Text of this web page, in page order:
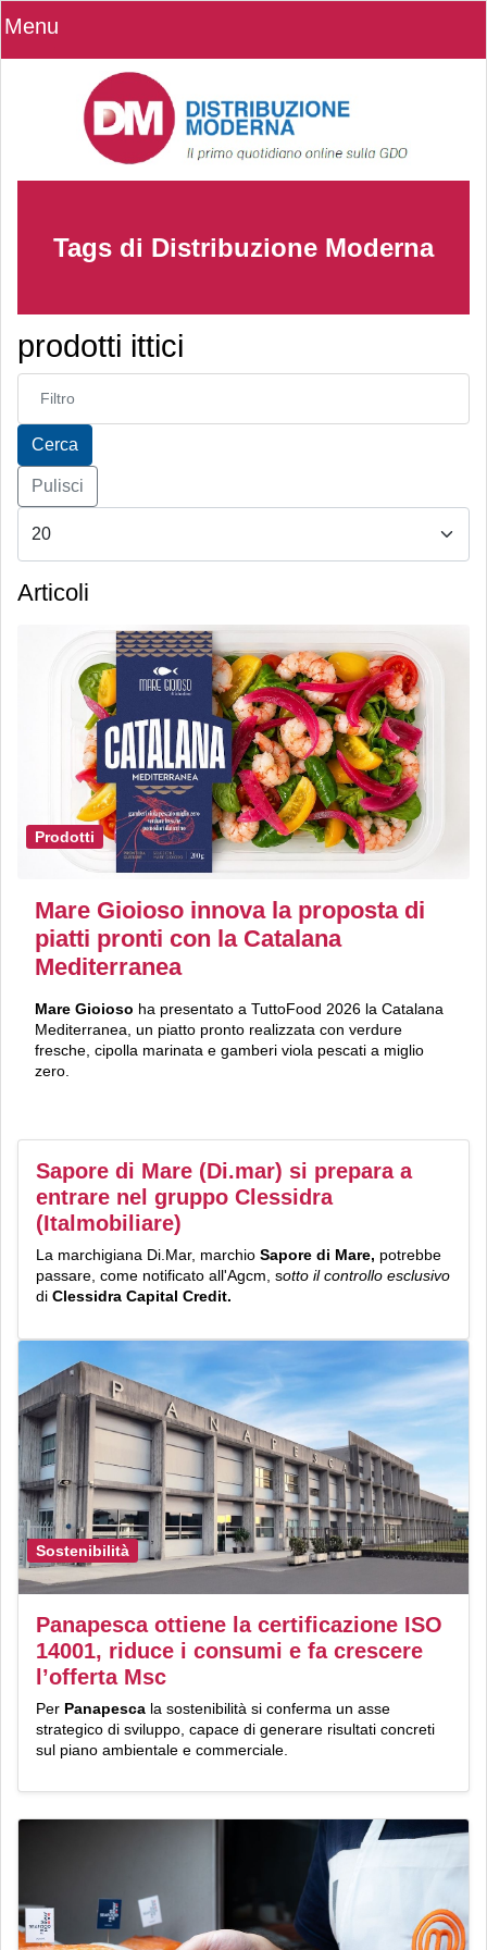
Menu
Tags di Distribuzione Moderna
prodotti ittici
Inserisci parte del titolo
Cerca
Pulisci
Articoli
Prodotti
Mare Gioioso innova la proposta di
piatti pronti con la Catalana
Mediterranea
Mare Gioioso ha presentato a TuttoFood 2026 la Catalana
Mediterranea, un piatto pronto realizzata con verdure
fresche, cipolla marinata e gamberi viola pescati a miglio
zero.
Sapore di Mare (Di.mar) si prepara a
entrare nel gruppo Clessidra
(Italmobiliare)
La marchigiana Di.Mar, marchio Sapore di Mare, potrebbe
passare, come notificato all'Agcm, sotto il controllo esclusivo
di Clessidra Capital Credit.
Sostenibilità
Panapesca ottiene la certificazione ISO
14001, riduce i consumi e fa crescere
l’offerta Msc
Per Panapesca la sostenibilità si conferma un asse
strategico di sviluppo, capace di generare risultati concreti
sul piano ambientale e commerciale.